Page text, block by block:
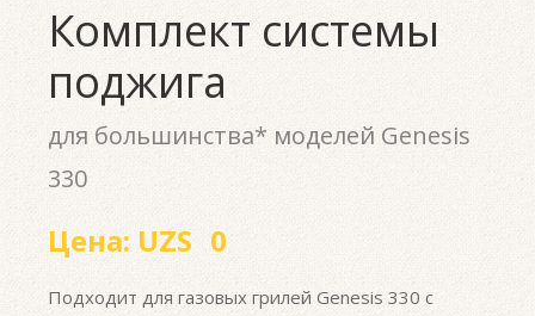
Комплект системы
поджига
для большинства* моделей Genesis
330
Цена: UZS 0
Подходит для газовых грилей Genesis 330 с